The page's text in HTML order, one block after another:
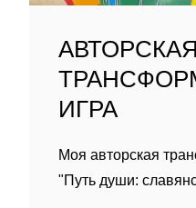
АВТОРСКАЯ
ИГРА
Моя авторская
"Путь души: